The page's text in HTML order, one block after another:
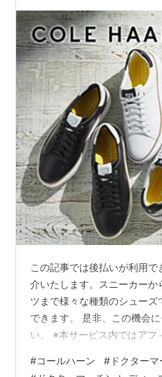
この記事では後払いが利用
介いたします。スニーカー
ツまで様々な種類のシュー
できます。 是非、この機会
い。 ※本サービス内ではアフ
対応ショップを即日発送の可
#コールハーン # ドクター